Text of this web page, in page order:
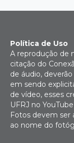
Política de Uso
A reprodução de
citação do
de áudio,
em sendo
de vídeo, esses
UFRJ no
Fotos devem ser
ao nome do